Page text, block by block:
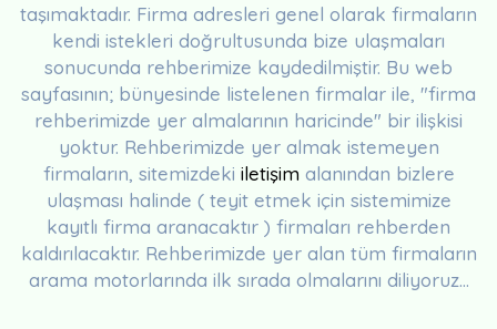
taşımaktadır. Firma adresleri genel olarak firmaların
kendi istekleri doğrultusunda bize ulaşmaları
sonucunda rehberimize kaydedilmiştir. Bu web
sayfasının; bünyesinde listelenen firmalar ile, "firma
rehberimizde yer almalarının haricinde" bir ilişkisi
yoktur. Rehberimizde yer almak istemeyen
firmaların, sitemizdeki iletişim alanından bizlere
ulaşması halinde ( teyit etmek için sistemimize
kayıtlı firma aranacaktır ) firmaları rehberden
kaldırılacaktır. Rehberimizde yer alan tüm firmaların
arama motorlarında ilk sırada olmalarını diliyoruz...